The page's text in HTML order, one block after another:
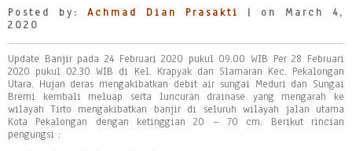
Posted by: Achmad Dian Prasakti
| on March 4,
2020
Update Banjir pada 24 Februari 2020 pukul 09.00 WIB Per 28 Februari
2020 pukul 02.30 WIB di Kel. Krapyak dan Slamaran Kec. Pekalongan
Utara. Hujan deras mengakibatkan debit air sungai Meduri dan Sungai
Bremi kembali meluap serta luncuran drainase yang mengarah ke
wilayah Tirto mengakibatkan banjir di seluruh wilayah jalan utama
Kota Pekalongan dengan ketinggian 20 – 70 cm. Berikut rincian
pengungsi :